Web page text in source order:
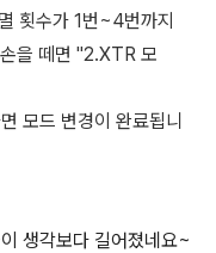
횟수가 1번~4번까지
을 떼면 "2.XTR 모
모드 변경이 완료됩니
생각보다 길어졌네요~